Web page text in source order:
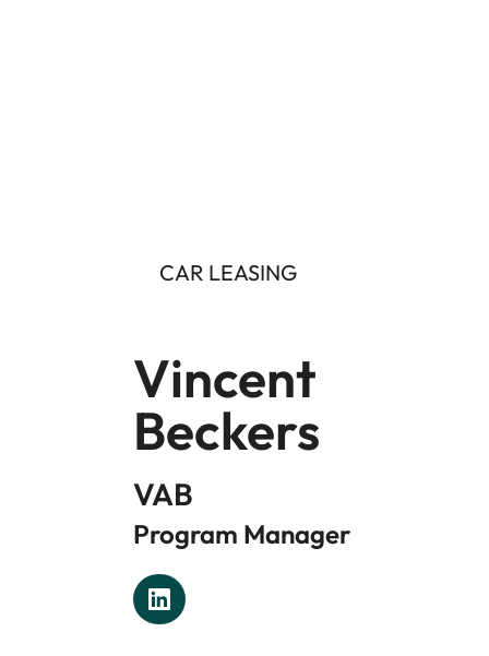
CAR LEASING
Vincent
Beckers
VAB
Program Manager